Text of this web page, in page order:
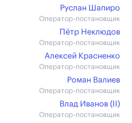
Руслан Шапиро
Оператор-постановщик
Пётр Неклюдов
Оператор-постановщик
Алексей Красненко
Оператор-постановщик
Роман Валиев
Оператор-постановщик
Влад Иванов (II)
Оператор-постановщик